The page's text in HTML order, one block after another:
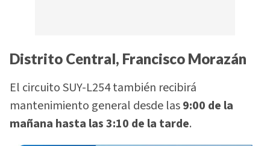
Distrito Central, Francisco Morazán
El circuito SUY-L254 también recibirá
mantenimiento general desde las9:00 de la
mañana hasta las 3:10 de la tarde.